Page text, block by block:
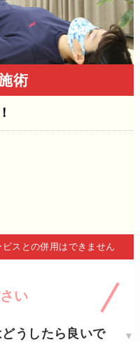
術
スとの併用はできません
い
うしたら良いで